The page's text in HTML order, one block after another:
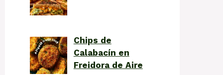
Chips de
Calabacín en
Freidora de Aire